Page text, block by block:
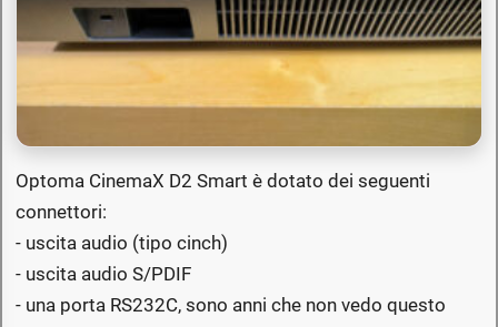
Optoma CinemaX D2 Smart è dotato dei seguenti
connettori:
- uscita audio (tipo cinch)
- uscita audio S/PDIF
- una porta RS232C, sono anni che non vedo questo